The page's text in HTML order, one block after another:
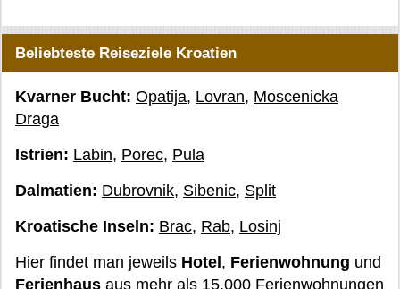
Beliebteste Reiseziele Kroatien
Kvarner Bucht: Opatija, Lovran, Moscenicka
Draga
Istrien: Labin, Porec, Pula
Dalmatien: Dubrovnik, Sibenic, Split
Kroatische Inseln: Brac, Rab, Losinj
Hier findet man jeweils Hotel, Ferienwohnung und
Ferienhaus aus mehr als 15.000 Ferienwohnungen